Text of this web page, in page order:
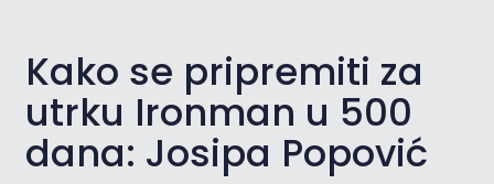
Kako se pripremiti za
utrku Ironman u 500
dana: Josipa Popović